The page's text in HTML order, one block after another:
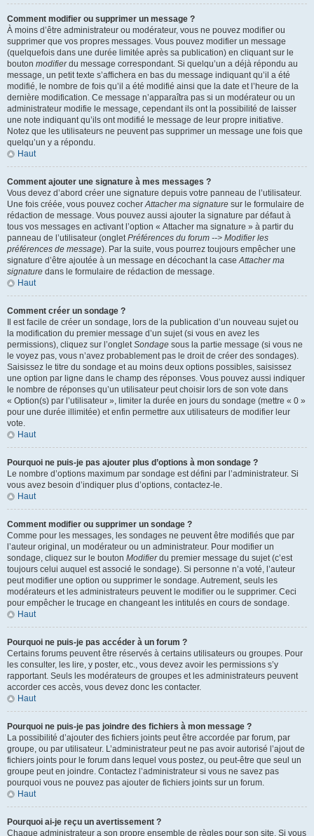
Comment modifier ou supprimer un message ?
À moins d’être administrateur ou modérateur, vous ne pouvez modifier ou
supprimer que vos propres messages. Vous pouvez modifier un message
(quelquefois dans une durée limitée après sa publication) en cliquant sur le
bouton modifierdu message correspondant. Si quelqu’un a déjà répondu au
message, un petit texte s’affichera en bas du message indiquant qu’il a été
modifié, le nombre de fois qu’il a été modifié ainsi que la date et l’heure de la
dernière modification. Ce message n’apparaîtra pas si un modérateur ou un
administrateur modifie le message, cependant ils ont la possibilité de laisser
une note indiquant qu’ils ont modifié le message de leur propre initiative.
Notez que les utilisateurs ne peuvent pas supprimer un message une fois que
quelqu’un y a répondu.
Haut
Comment ajouter une signature à mes messages ?
Vous devez d’abord créer une signature depuis votre panneau de l’utilisateur.
Une fois créée, vous pouvez cocherAttacher ma signature sur le formulaire de
rédaction de message. Vous pouvez aussi ajouter la signature par défaut à
tous vos messages en activant l’option « Attacher ma signature » à partir du
panneau de l’utilisateur (ongletPréférences du forum --> Modifier les
préférences de message). Par la suite, vous pourrez toujours empêcher une
signature d’être ajoutée à un message en décochant la caseAttacher ma
signature dans le formulaire de rédaction de message.
Haut
Comment créer un sondage ?
Il est facile de créer un sondage, lors de la publication d’un nouveau sujet ou
la modification du premier message d’un sujet (si vous en avez les
permissions), cliquez sur l’ongletSondage sous la partie message (si vous ne
le voyez pas, vous n’avez probablement pas le droit de créer des sondages).
Saisissez le titre du sondage et au moins deux options possibles, saisissez
une option par ligne dans le champ des réponses. Vous pouvez aussi indiquer
le nombre de réponses qu’un utilisateur peut choisir lors de son vote dans
« Option(s) par l’utilisateur », limiter la durée en jours du sondage (mettre « 0 »
pour une durée illimitée) et enfin permettre aux utilisateurs de modifier leur
vote.
Haut
Pourquoi ne puis-je pas ajouter plus d’options à mon sondage ?
Le nombre d’options maximum par sondage est défini par l’administrateur. Si
vous avez besoin d’indiquer plus d’options, contactez-le.
Haut
Comment modifier ou supprimer un sondage ?
Comme pour les messages, les sondages ne peuvent être modifiés que par
l’auteur original, un modérateur ou un administrateur. Pour modifier un
sondage, cliquez sur le bouton Modifierdu premier message du sujet (c’est
toujours celui auquel est associé le sondage). Si personne n’a voté, l’auteur
peut modifier une option ou supprimer le sondage. Autrement, seuls les
modérateurs et les administrateurs peuvent le modifier ou le supprimer. Ceci
pour empêcher le trucage en changeant les intitulés en cours de sondage.
Haut
Pourquoi ne puis-je pas accéder à un forum ?
Certains forums peuvent être réservés à certains utilisateurs ou groupes. Pour
les consulter, les lire, y poster, etc., vous devez avoir les permissions s’y
rapportant. Seuls les modérateurs de groupes et les administrateurs peuvent
accorder ces accès, vous devez donc les contacter.
Haut
Pourquoi ne puis-je pas joindre des fichiers à mon message ?
La possibilité d’ajouter des fichiers joints peut être accordée par forum, par
groupe, ou par utilisateur. L’administrateur peut ne pas avoir autorisé l’ajout de
fichiers joints pour le forum dans lequel vous postez, ou peut-être que seul un
groupe peut en joindre. Contactez l’administrateur si vous ne savez pas
pourquoi vous ne pouvez pas ajouter de fichiers joints sur un forum.
Haut
Pourquoi ai-je reçu un avertissement ?
Chaque administrateur a son propre ensemble de règles pour son site. Si vous